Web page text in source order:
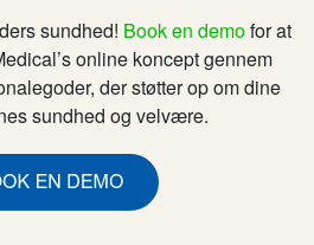
sundhed! Book en demofor at
online koncept gennem
der støtter op om dine
sundhed og velvære.